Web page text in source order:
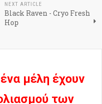
NEXT ARTICLE
Black Raven - Cryo Fresh
Hop
μέλη έχουν
των